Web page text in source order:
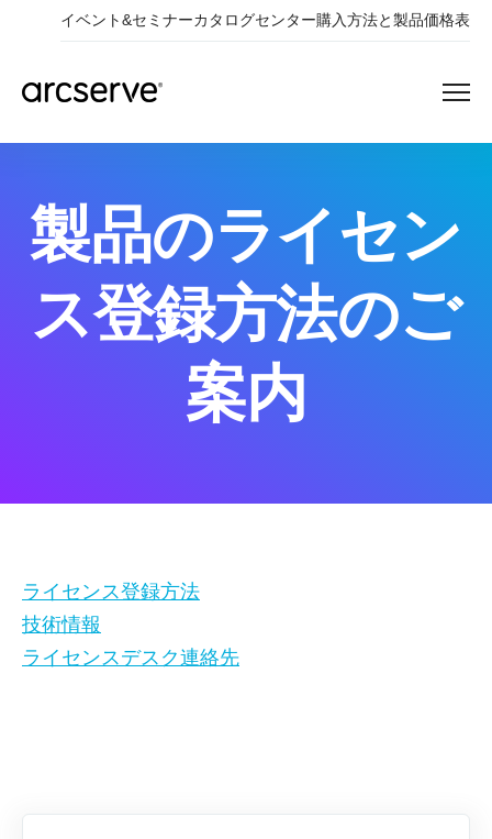
イベント&セミナーカタログセンター購入方法と製品価格表
製品のライセン
ス登録方法のご
案内
ライセンス登録方法
技術情報
ライセンスデスク連絡先